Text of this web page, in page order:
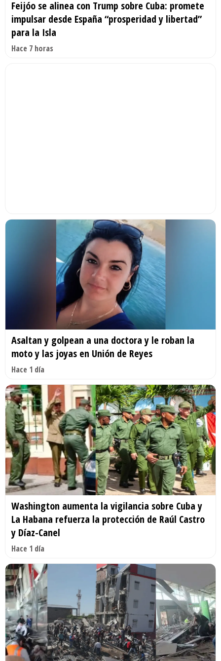
Feijóo se alinea con Trump sobre Cuba: promete
impulsar desde España “prosperidad y libertad”
para la Isla
Hace 7 horas
Asaltan y golpean a una doctora y le roban la
moto y las joyas en Unión de Reyes
Hace 1 día
Washington aumenta la vigilancia sobre Cuba y
La Habana refuerza la protección de Raúl Castro
y Díaz-Canel
Hace 1 día